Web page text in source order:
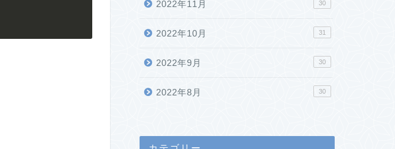
2022年11月 30
2022年10月 31
2022年9月 30
2022年8月 30